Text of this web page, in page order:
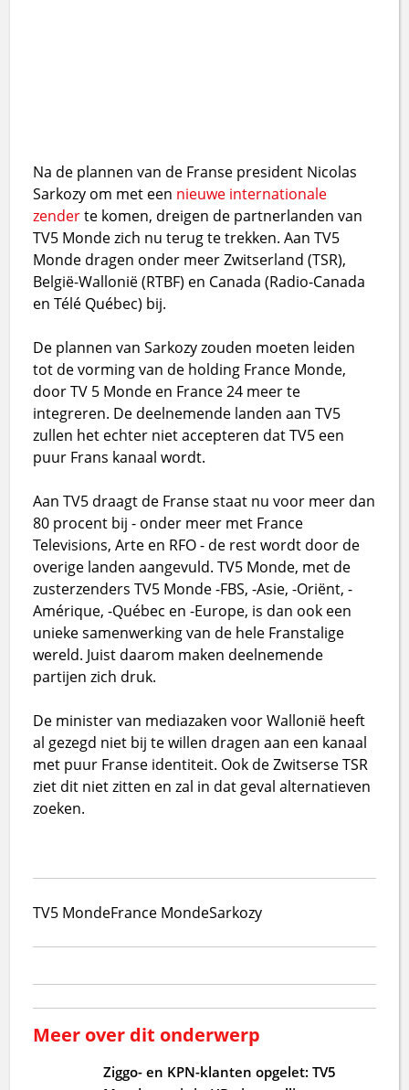
Na de plannen van de Franse president Nicolas
Sarkozy om met een nieuwe internationale
zenderte komen, dreigen de partnerlanden van
TV5 Monde zich nu terug te trekken. Aan TV5
Monde dragen onder meer Zwitserland (TSR),
België-Wallonië (RTBF) en Canada (Radio-Canada
en Télé Québec) bij.
De plannen van Sarkozy zouden moeten leiden
tot de vorming van de holding France Monde,
door TV 5 Monde en France 24 meer te
integreren. De deelnemende landen aan TV5
zullen het echter niet accepteren dat TV5 een
puur Frans kanaal wordt.
Aan TV5 draagt de Franse staat nu voor meer dan
80 procent bij - onder meer met France
Televisions, Arte en RFO - de rest wordt door de
overige landen aangevuld. TV5 Monde, met de
zusterzenders TV5 Monde -FBS, -Asie, -Oriënt, -
Amérique, -Québec en -Europe, is dan ook een
unieke samenwerking van de hele Franstalige
wereld. Juist daarom maken deelnemende
partijen zich druk.
De minister van mediazaken voor Wallonië heeft
al gezegd niet bij te willen dragen aan een kanaal
met puur Franse identiteit. Ook de Zwitserse TSR
ziet dit niet zitten en zal in dat geval alternatieven
zoeken.
TV5 MondeFrance MondeSarkozy
Meer over dit onderwerp
Ziggo- en KPN-klanten opgelet: TV5